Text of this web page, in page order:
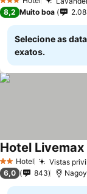
3 Estrelas
8,2 Muito boa
Selecione as
exatos.
2 Estrelas
Hotel Vistas
Hotel
6,0 843